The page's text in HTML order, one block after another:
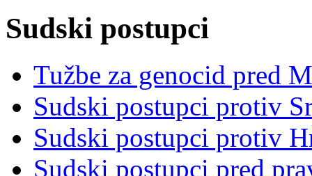
Sudski postupci
Tužbe za genocid pred
Sudski postupci protiv
Sudski postupci protiv
Sudski postupci pred